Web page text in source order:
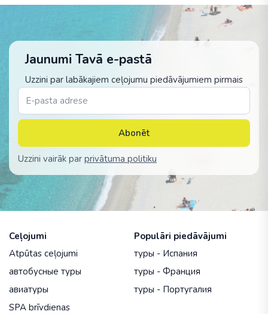
Jaunumi Tavā e-pastā
Uzzini par labākajiem ceļojumu piedāvājumiem pirmais
Abonēt
Uzzini vairāk par privātuma politiku
Ceļojumi
Atpūtas ceļojumi
автобусные туры
авиатуры
SPA brīvdienas
Populāri piedāvājumi
туры - Испания
туры - Франция
туры - Португалия